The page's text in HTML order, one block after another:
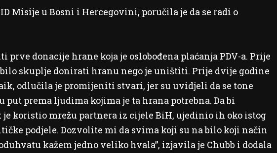
Misije u Bosni i Hercegovini, poručila je da se radi o
prve donacije hrane koja je oslobođena plaćanja PDV-a. Prije
skuplje donirati hranu nego je uništiti. Prije dvije godine
odlučila je promijeniti stvari, jer su uvidjeli da se tone
prema ljudima kojima je ta hrana potrebna. Da bi
koristio mrežu partnera iz cijele BiH, ujedinio ih oko istog
podjele. Dozvolite mi da svima koji su na bilo koji način
kažem jedno veliko hvala”, izjavila je Chubb i dodala